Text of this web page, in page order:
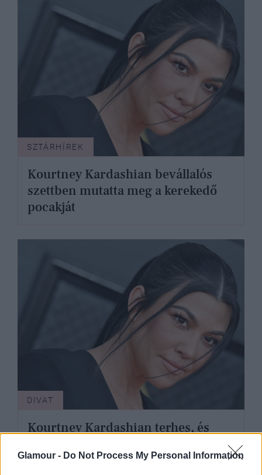
Glamour - Do Not Process My Personal Information
SZTÁRHÍREK
Kourtney Kardashian bevállalós
szettben mutatta meg a kerekedő
pocakját
DIVAT
Kourtney Kardashian terhes, és